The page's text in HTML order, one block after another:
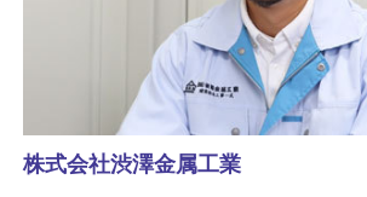
株式会社渋澤金属工業